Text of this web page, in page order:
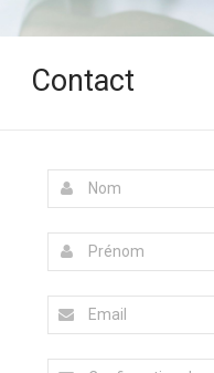
Contact